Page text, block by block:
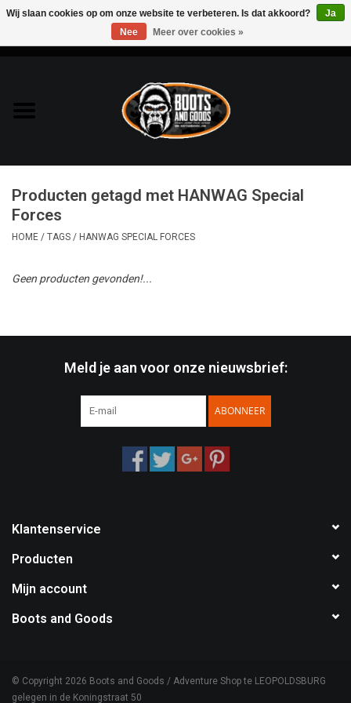
Bags & Packs
Bescherming
Kleding
Schoenen
Producten getagd met HANWAG Special
Forces
HOME / TAGS / HANWAG SPECIAL FORCES
Geen producten gevonden!...
Meld je aan voor onze nieuwsbrief:
ABONNEER
Klantenservice
Producten
Mijn account
Boots and Goods
© Copyright 2026 Boots and Goods / Adventure Shop te LEOPOLDSBURG
gelegen in de Koningstraat 50
Wij slaan cookies op om onze website te verbeteren. Is dat akkoord?
Ja
Nee
Meer over cookies »